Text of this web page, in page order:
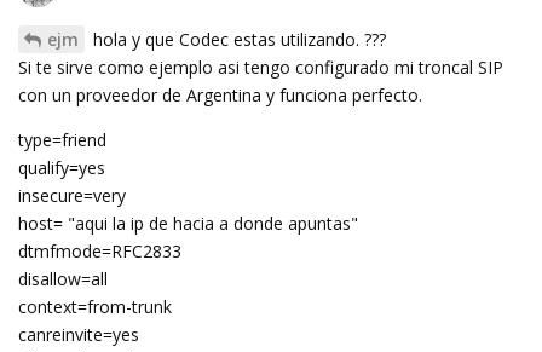
ejm
hola y que Codec estas utilizando. ???
Si te sirve como ejemplo asi tengo configurado mi troncal SIP
con un proveedor de Argentina y funciona perfecto.
type=friend
qualify=yes
insecure=very
host= "aqui la ip de hacia a donde apuntas"
dtmfmode=RFC2833
disallow=all
context=from-trunk
canreinvite=yes